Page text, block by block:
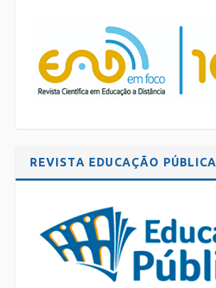
REVISTA EDUCAÇÃO PÚBLICA